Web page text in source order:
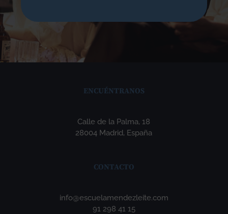
ENCUÉNTRANOS
Calle de la Palma, 18
28004 Madrid, España
CONTACTO
info@escuelamendezleite.com
91 298 41 15